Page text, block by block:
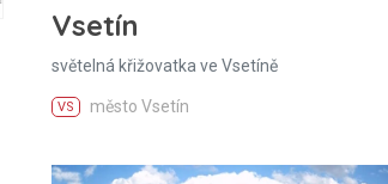
Vsetín
světelná křižovatka ve Vsetíně
VS město Vsetín